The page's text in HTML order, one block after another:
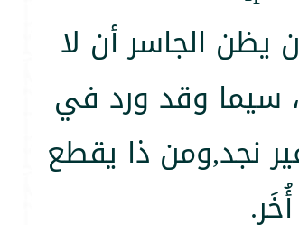
يظن الجاسر أن لا
سيما وقد ورد في
نجد,ومن ذا يقطع